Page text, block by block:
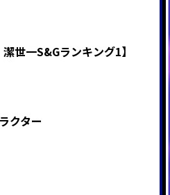
世一S&Gランキング1】
クター